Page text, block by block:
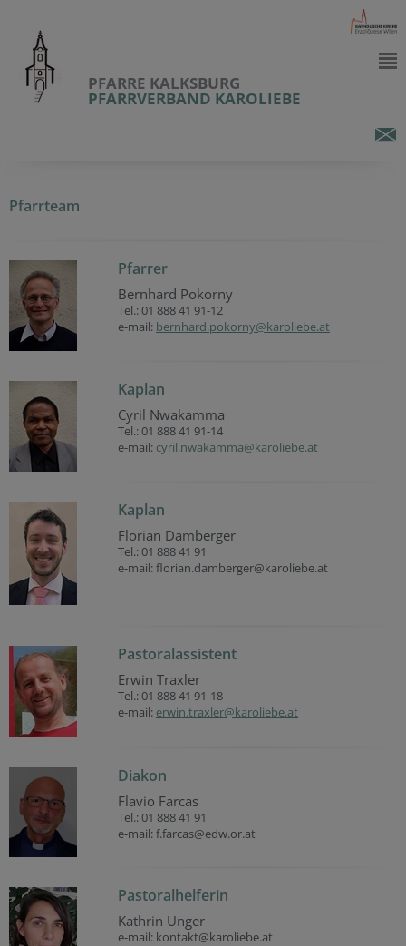
PFARRE KALKSBURG
PFARRVERBAND KAROLIEBE
Pfarrteam
Pfarrer
Bernhard Pokorny
Tel.: 01 888 41 91-12
e-mail: bernhard.pokorny@karoliebe.at
Kaplan
Cyril Nwakamma
Tel.: 01 888 41 91-14
e-mail: cyril.nwakamma@karoliebe.at
Kaplan
Florian Damberger
Tel.: 01 888 41 91
e-mail: florian.damberger@karoliebe.at
Pastoralassistent
Erwin Traxler
Tel.: 01 888 41 91-18
e-mail: erwin.traxler@karoliebe.at
Diakon
Flavio Farcas
Tel.: 01 888 41 91
e-mail: f.farcas@edw.or.at
Pastoralhelferin
Kathrin Unger
e-mail: kontakt@karoliebe.at